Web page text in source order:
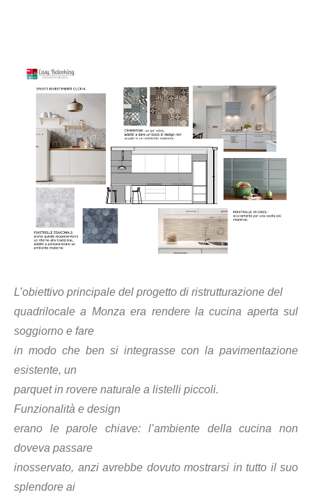
L’obiettivo principale del progetto di ristrutturazione del
quadrilocale a Monza era rendere la cucina aperta sul
soggiorno e fare
in modo che ben si integrasse con la pavimentazione
esistente, un
parquet in rovere naturale a listelli piccoli.
Funzionalità e design
erano le parole chiave: l’ambiente della cucina non
doveva passare
inosservato, anzi avrebbe dovuto mostrarsi in tutto il suo
splendore ai